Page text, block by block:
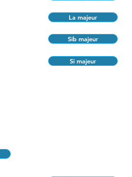
La majeur
Sib majeur
Si majeur